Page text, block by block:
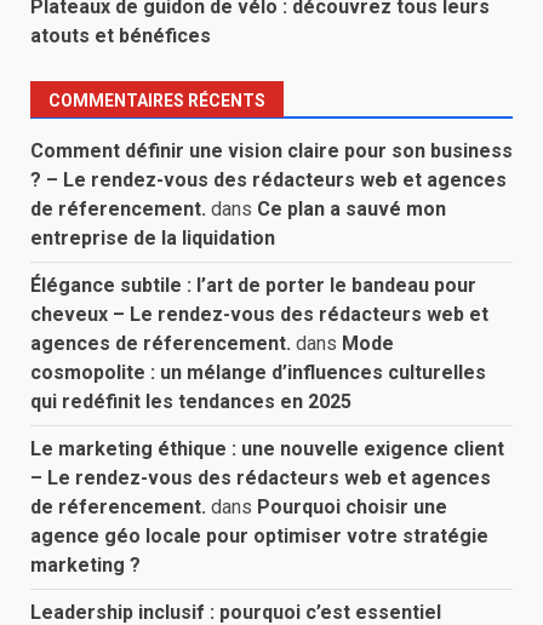
Plateaux de guidon de vélo : découvrez tous leurs
atouts et bénéfices
COMMENTAIRES RÉCENTS
Comment définir une vision claire pour son business
? – Le rendez-vous des rédacteurs web et agences
de réferencement. dans Ce plan a sauvé mon
entreprise de la liquidation
Élégance subtile : l’art de porter le bandeau pour
cheveux – Le rendez-vous des rédacteurs web et
agences de réferencement. dans Mode
cosmopolite : un mélange d’influences culturelles
qui redéfinit les tendances en 2025
Le marketing éthique : une nouvelle exigence client
– Le rendez-vous des rédacteurs web et agences
de réferencement. dans Pourquoi choisir une
agence géo locale pour optimiser votre stratégie
marketing ?
Leadership inclusif : pourquoi c’est essentiel